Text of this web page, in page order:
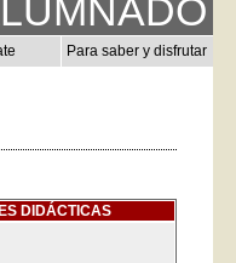
Para saber y disfrutar
DIDÁCTICAS